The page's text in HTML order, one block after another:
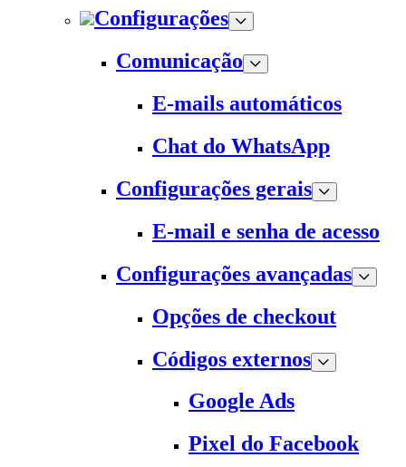
Configurações
Comunicação
E-mails automáticos
Chat do WhatsApp
Configurações gerais
E-mail e senha de acesso
Configurações avançadas
Opções de checkout
Códigos externos
Google Ads
Pixel do Facebook